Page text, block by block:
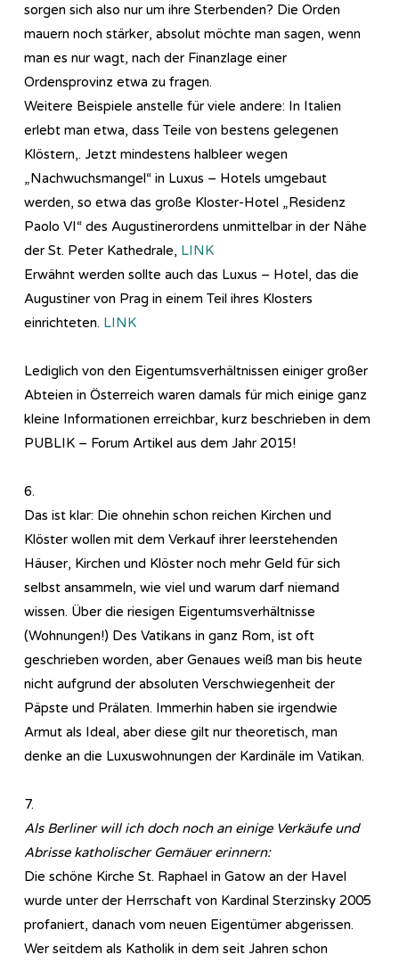
sorgen sich also nur um ihre Sterbenden? Die Orden
mauern noch stärker, absolut möchte man sagen, wenn
man es nur wagt, nach der Finanzlage einer
Ordensprovinz etwa zu fragen.
Weitere Beispiele anstelle für viele andere: In Italien
erlebt man etwa, dass Teile von bestens gelegenen
Klöstern,. Jetzt mindestens halbleer wegen
„Nachwuchsmangel“ in Luxus – Hotels umgebaut
werden, so etwa das große Kloster-Hotel „Residenz
Paolo VI“ des Augustinerordens unmittelbar in der Nähe
der St. Peter Kathedrale, LINK
Erwähnt werden sollte auch das Luxus – Hotel, das die
Augustiner von Prag in einem Teil ihres Klosters
einrichteten. LINK
Lediglich von den Eigentumsverhältnissen einiger großer
Abteien in Österreich waren damals für mich einige ganz
kleine Informationen erreichbar, kurz beschrieben in dem
PUBLIK – Forum Artikel aus dem Jahr 2015!
6.
Das ist klar: Die ohnehin schon reichen Kirchen und
Klöster wollen mit dem Verkauf ihrer leerstehenden
Häuser, Kirchen und Klöster noch mehr Geld für sich
selbst ansammeln, wie viel und warum darf niemand
wissen. Über die riesigen Eigentumsverhältnisse
(Wohnungen!) Des Vatikans in ganz Rom, ist oft
geschrieben worden, aber Genaues weiß man bis heute
nicht aufgrund der absoluten Verschwiegenheit der
Päpste und Prälaten. Immerhin haben sie irgendwie
Armut als Ideal, aber diese gilt nur theoretisch, man
denke an die Luxuswohnungen der Kardinäle im Vatikan.
7.
Als Berliner will ich doch noch an einige Verkäufe und
Abrisse katholischer Gemäuer erinnern:
Die schöne Kirche St. Raphael in Gatow an der Havel
wurde unter der Herrschaft von Kardinal Sterzinsky 2005
profaniert, danach vom neuen Eigentümer abgerissen.
Wer seitdem als Katholik in dem seit Jahren schon